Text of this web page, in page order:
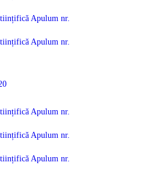
Apulum nr.
Apulum nr.
Apulum nr.
Apulum nr.
Apulum nr.